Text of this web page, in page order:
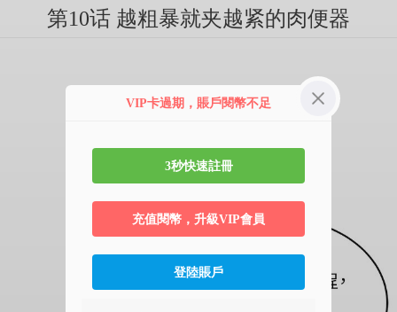
第10话 越粗暴就夹越紧的肉便器
VIP卡過期，賬戶閱幣不足
3秒快速註冊
充值閱幣，升級VIP會員
登陸賬戶